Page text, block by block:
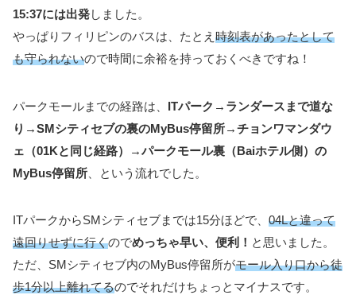
15:37には出発しました。
やっぱりフィリピンのバスは、たとえ 時刻表があったとして
も守られないので時間に余裕を持っておくべきですね！
パークモールまでの経路は、 ITパーク→ランダースまで道な
り→SMシティセブの裏のMyBus停留所→チョンワマンダウ
ェ（01Kと同じ経路）→パークモール裏（Baiホテル側）の
MyBus停留所 、という流れでした。
ITパークからSMシティセブまでは15分ほどで、 04Lと違って
遠回りせずに行くのでめっちゃ早い、便利！ と思いました。
ただ、SMシティセブ内のMyBus停留所がモール入り口から徒
歩1分以上離れてるのでそれだけちょっとマイナスです。